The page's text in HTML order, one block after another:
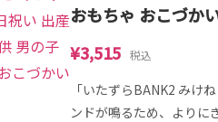
おもちゃ おこづか
¥3,515 税込
「いたずらBANK2 みけ
ンドが鳴るため、よりに